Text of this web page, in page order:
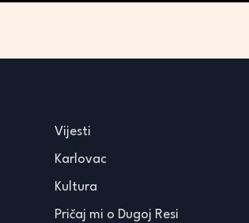
Vijesti
Karlovac
Kultura
Pričaj mi o Dugoj Resi